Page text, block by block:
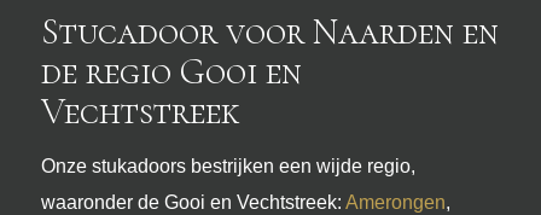
Stucadoor voor Naarden en
de regio Gooi en
Vechtstreek
Onze stukadoors bestrijken een wijde regio,
waaronder de Gooi en Vechtstreek: Amerongen,